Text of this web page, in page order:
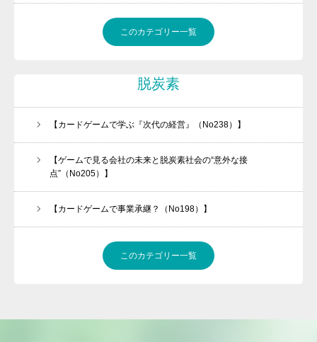
このカテゴリー一覧
脱炭素
【カードゲームで学ぶ『次代の経営』（No238）】
【ゲームで見る会社の未来と脱炭素社会の“意外な接
点”（No205）】
【カードゲームで事業承継？（No198）】
このカテゴリー一覧